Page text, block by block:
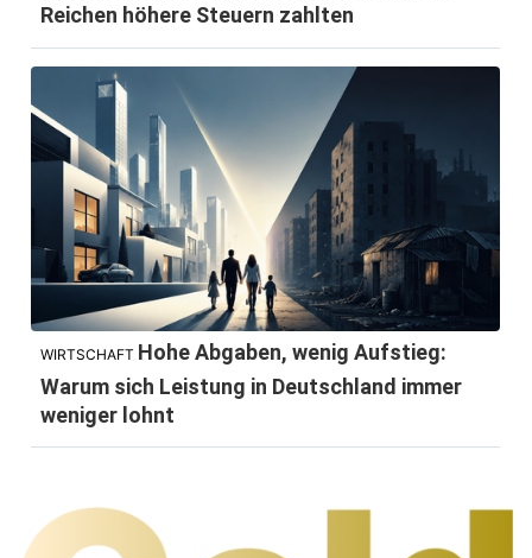
Reichen höhere Steuern zahlten
WIRTSCHAFT Hohe Abgaben, wenig Aufstieg:
Warum sich Leistung in Deutschland immer
weniger lohnt